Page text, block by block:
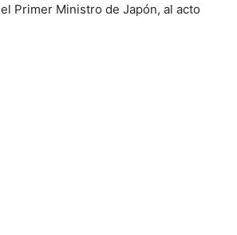
Primer Ministro de Japón, al acto